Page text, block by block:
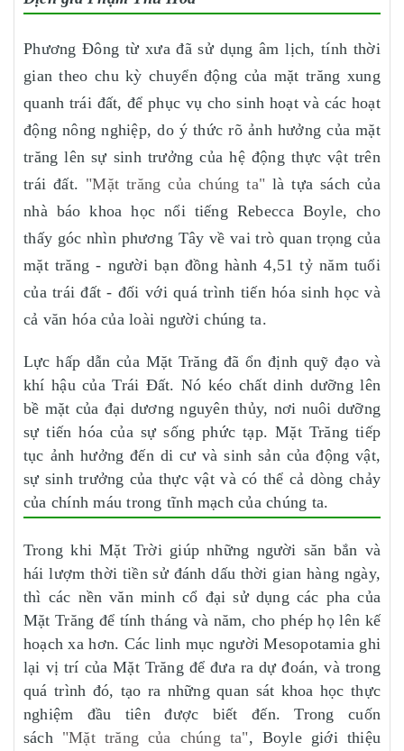
Phương Đông từ xưa đã sử dụng âm lịch, tính thời
gian theo chu kỳ chuyển động của mặt trăng xung
quanh trái đất, để phục vụ cho sinh hoạt và các hoạt
động nông nghiệp, do ý thức rõ ảnh hưởng của mặt
trăng lên sự sinh trưởng của hệ động thực vật trên
trái đất. "Mặt trăng của chúng ta" là tựa sách của
nhà báo khoa học nổi tiếng Rebecca Boyle, cho
thấy góc nhìn phương Tây về vai trò quan trọng của
mặt trăng - người bạn đồng hành 4,51 tỷ năm tuổi
của trái đất - đối với quá trình tiến hóa sinh học và
cả văn hóa của loài người chúng ta.
Lực hấp dẫn của Mặt Trăng đã ổn định quỹ đạo và
khí hậu của Trái Đất. Nó kéo chất dinh dưỡng lên
bề mặt của đại dương nguyên thủy, nơi nuôi dưỡng
sự tiến hóa của sự sống phức tạp. Mặt Trăng tiếp
tục ảnh hưởng đến di cư và sinh sản của động vật,
sự sinh trưởng của thực vật và có thể cả dòng chảy
của chính máu trong tĩnh mạch của chúng ta.
Trong khi Mặt Trời giúp những người săn bắn và
hái lượm thời tiền sử đánh dấu thời gian hàng ngày,
thì các nền văn minh cổ đại sử dụng các pha của
Mặt Trăng để tính tháng và năm, cho phép họ lên kế
hoạch xa hơn. Các linh mục người Mesopotamia ghi
lại vị trí của Mặt Trăng để đưa ra dự đoán, và trong
quá trình đó, tạo ra những quan sát khoa học thực
nghiệm đầu tiên được biết đến. Trong cuốn
sách "Mặt trăng của chúng ta", Boyle giới thiệu